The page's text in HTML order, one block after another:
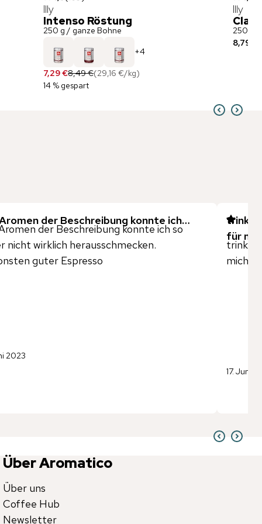
Illy
Intenso Röstung
250 g / ganze Bohne
+4
7,29 €8,49 €(29,16 €/kg)
14 % gespart
Illy
250 g /
8,79 €
der Beschreibung konnte ich…
der Beschreibung konnte ich so
nicht wirklich herausschmecken.
guter Espresso
2023
trinke
für
trinke
17. Juni
Über Aromatico
Über uns
Coffee Hub
Newsletter